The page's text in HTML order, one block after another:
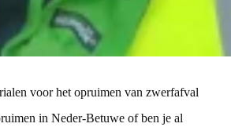
voor het opruimen van zwerfafval
in Neder-Betuwe of ben je al